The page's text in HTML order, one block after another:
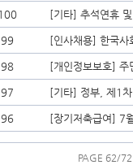
100 [기타] 추석연휴
99 [인사채용] 한국사
98 [개인정보보호] 주
97 [기타] 정부, 제1
96 [장기저축급여] 7
PAGE 62/72